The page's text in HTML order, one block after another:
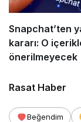
Snapchat’ten
kararı: O
önerilmeyecek
Rasat Haber
Beğendim